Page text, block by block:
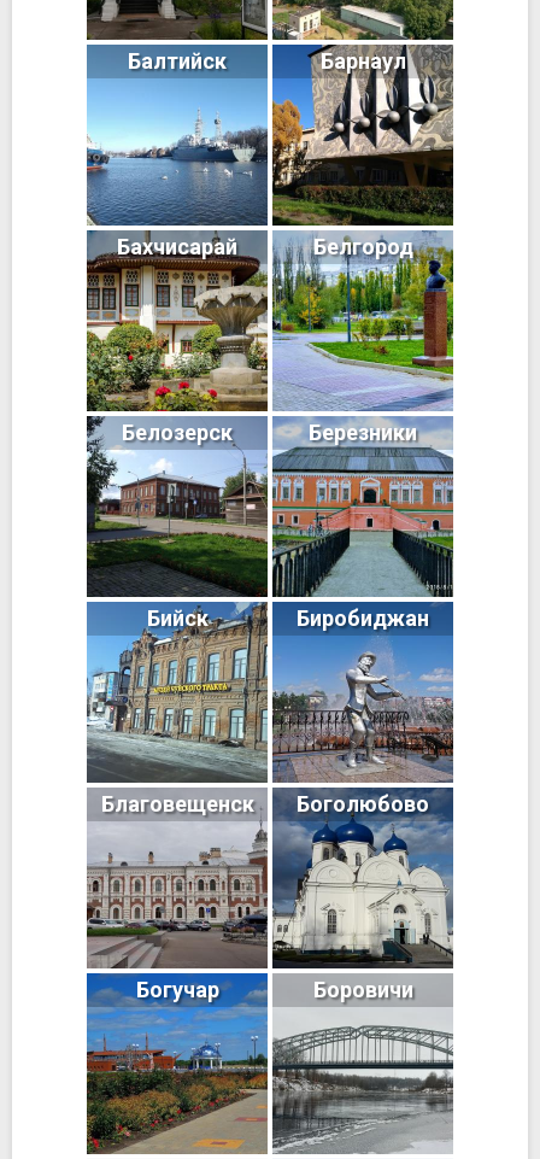
Балтийск Барнаул
Бахчисарай Белгород
Белозерск Березники
Бийск Биробиджан
Благовещенск Боголюбово
Богучар Боровичи